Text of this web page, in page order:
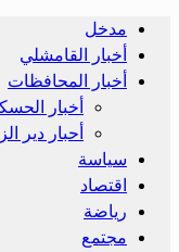
مدخل
أخبار القامشلي
أخبار المحافظات
أخبار
أحبار دير
سياسة
اقتصاد
رياضة
مجتمع